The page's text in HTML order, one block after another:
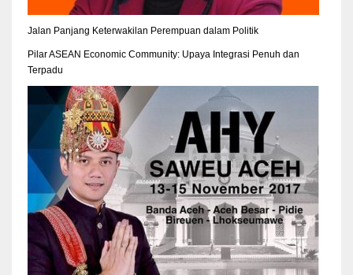
Jalan Panjang Keterwakilan Perempuan dalam Politik
Pilar ASEAN Economic Community: Upaya Integrasi Penuh dan
Terpadu